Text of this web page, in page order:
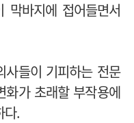
바지에 접어들면서
사들이 기피하는 전문
화가 초래할 부작용에
다.